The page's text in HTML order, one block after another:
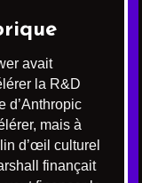
avait
la R&D
d’Anthropic
mais à
d’œil culturel
finançait